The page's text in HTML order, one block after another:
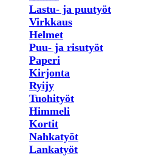
Lastu- ja puutyöt
Virkkaus
Helmet
Puu- ja risutyöt
Paperi
Kirjonta
Ryijy
Tuohityöt
Himmeli
Kortit
Nahkatyöt
Lankatyöt